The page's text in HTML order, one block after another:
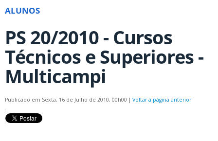
ALUNOS
PS 20/2010 - Cursos
Técnicos e Superiores -
Multicampi
Publicado em Sexta, 16 de Julho de 2010, 00h00 | Voltar à página anterior